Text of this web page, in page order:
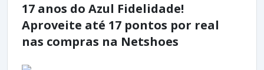
17 anos do Azul Fidelidade!
Aproveite até 17 pontos por real
nas compras na Netshoes